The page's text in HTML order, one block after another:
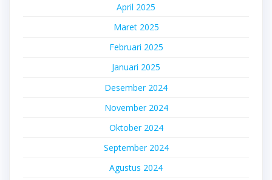
April 2025
Maret 2025
Februari 2025
Januari 2025
Desember 2024
November 2024
Oktober 2024
September 2024
Agustus 2024